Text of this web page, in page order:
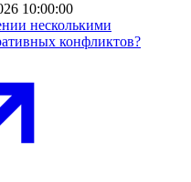
10:00:00
несколькими
конфликтов?